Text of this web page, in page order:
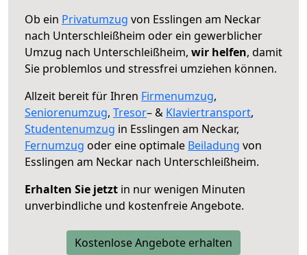
Ob ein Privatumzug von Esslingen am Neckar
nach Unterschleißheim oder ein gewerblicher
Umzug nach Unterschleißheim, wir helfen, damit
Sie problemlos und stressfrei umziehen können.
Allzeit bereit für Ihren Firmenumzug,
Seniorenumzug, Tresor– & Klaviertransport,
Studentenumzug in Esslingen am Neckar,
Fernumzug oder eine optimale Beiladung von
Esslingen am Neckar nach Unterschleißheim.
Erhalten Sie jetzt in nur wenigen Minuten
unverbindliche und kostenfreie Angebote.
Kostenlose Angebote erhalten